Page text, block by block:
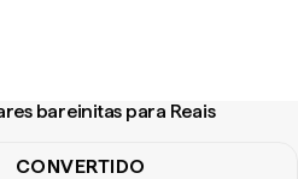
bareinitas para Reais
CONVERTIDO